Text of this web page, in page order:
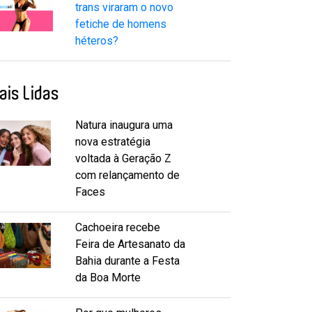
trans viraram o novo
fetiche de homens
héteros?
Lidas
Natura inaugura uma
nova estratégia
voltada à Geração Z
com relançamento de
Faces
Cachoeira recebe
Feira de Artesanato da
Bahia durante a Festa
da Boa Morte